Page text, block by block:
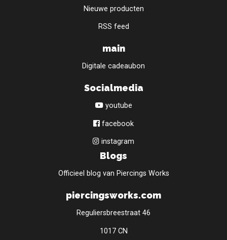
Nieuwe producten
RSS feed
main
Digitale cadeaubon
Socialmedia
youtube
facebook
instagram
Blogs
Officieel blog van Piercings Works
piercingsworks.com
Reguliersbreestraat 46
1017 CN